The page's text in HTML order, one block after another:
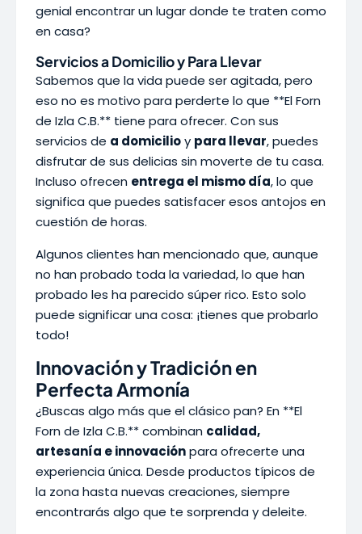
genial encontrar un lugar donde te traten como
en casa?
Servicios a Domicilio y Para Llevar
Sabemos que la vida puede ser agitada, pero
eso no es motivo para perderte lo que **El Forn
de Izla C.B.** tiene para ofrecer. Con sus
servicios de a domicilioy para llevar, puedes
disfrutar de sus delicias sin moverte de tu casa.
Incluso ofrecen entrega el mismo día, lo que
significa que puedes satisfacer esos antojos en
cuestión de horas.
Algunos clientes han mencionado que, aunque
no han probado toda la variedad, lo que han
probado les ha parecido súper rico. Esto solo
puede significar una cosa: ¡tienes que probarlo
todo!
Innovación y Tradición en
Perfecta Armonía
¿Buscas algo más que el clásico pan? En **El
Forn de Izla C.B.** combinan calidad,
artesanía e innovaciónpara ofrecerte una
experiencia única. Desde productos típicos de
la zona hasta nuevas creaciones, siempre
encontrarás algo que te sorprenda y deleite.